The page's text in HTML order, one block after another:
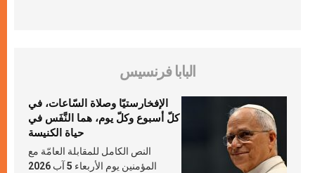
البابا فرنسيس
الإفخارستيّا وصلاة السّاعات، في
كلّ أسبوع وكلّ يوم، هما النَّفَس في
حياة الكنيسة
النص الكامل للمقابلة العامّة مع
المؤمنين يوم الأربعاء 5 آب 2026